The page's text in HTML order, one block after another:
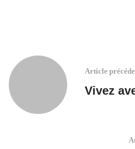
Article
Vivez